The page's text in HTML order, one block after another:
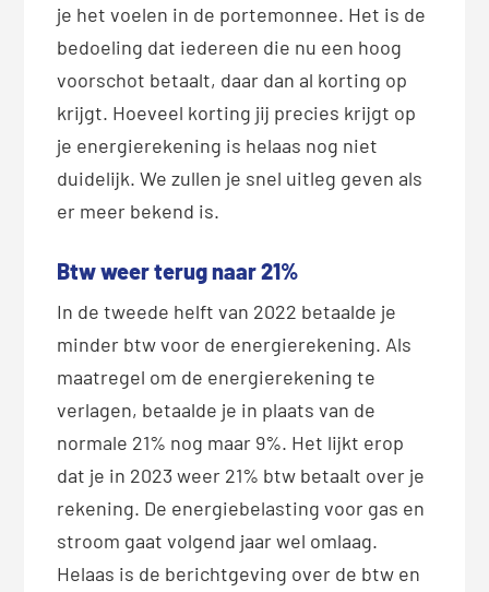
je het voelen in de portemonnee. Het is de
bedoeling dat iedereen die nu een hoog
voorschot betaalt, daar dan al korting op
krijgt. Hoeveel korting jij precies krijgt op
je energierekening is helaas nog niet
duidelijk. We zullen je snel uitleg geven als
er meer bekend is.
Btw weer terug naar 21%
In de tweede helft van 2022 betaalde je
minder btw voor de energierekening. Als
maatregel om de energierekening te
verlagen, betaalde je in plaats van de
normale 21% nog maar 9%. Het lijkt erop
dat je in 2023 weer 21% btw betaalt over je
rekening. De energiebelasting voor gas en
stroom gaat volgend jaar wel omlaag.
Helaas is de berichtgeving over de btw en